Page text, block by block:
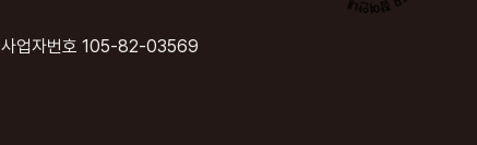
사업자번호 105-82-03569